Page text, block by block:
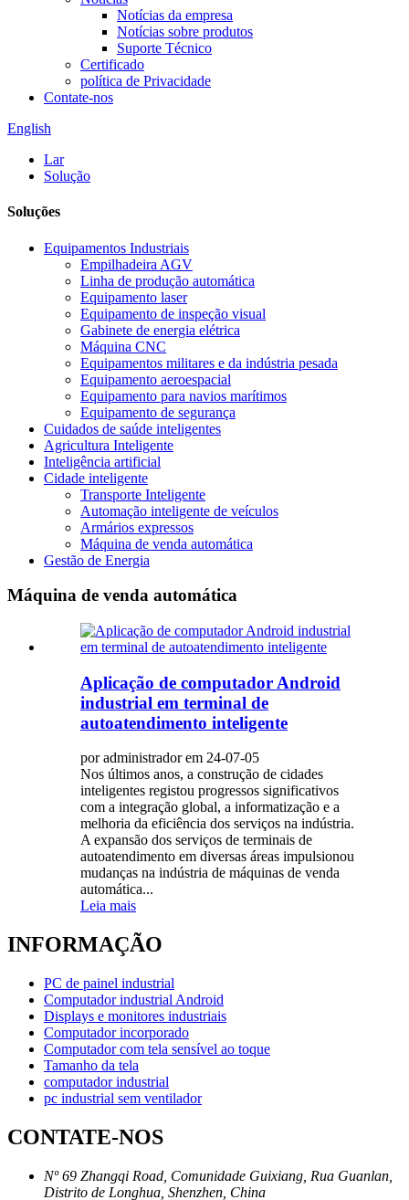
Notícias da empresa
Notícias sobre produtos
Suporte Técnico
Certificado
política de Privacidade
Contate-nos
English
Lar
Solução
Soluções
Equipamentos Industriais
Empilhadeira AGV
Linha de produção automática
Equipamento laser
Equipamento de inspeção visual
Gabinete de energia elétrica
Máquina CNC
Equipamentos militares e da indústria pesada
Equipamento aeroespacial
Equipamento para navios marítimos
Equipamento de segurança
Cuidados de saúde inteligentes
Agricultura Inteligente
Inteligência artificial
Cidade inteligente
Transporte Inteligente
Automação inteligente de veículos
Armários expressos
Máquina de venda automática
Gestão de Energia
Máquina de venda automática
Aplicação de computador Android
industrial em terminal de
autoatendimento inteligente
por administrador em 24-07-05
Nos últimos anos, a construção de cidades
inteligentes registou progressos significativos
com a integração global, a informatização e a
melhoria da eficiência dos serviços na indústria.
A expansão dos serviços de terminais de
autoatendimento em diversas áreas impulsionou
mudanças na indústria de máquinas de venda
automática...
Leia mais
INFORMAÇÃO
PC de painel industrial
Computador industrial Android
Displays e monitores industriais
Computador incorporado
Computador com tela sensível ao toque
Tamanho da tela
computador industrial
pc industrial sem ventilador
CONTATE-NOS
Nº 69 Zhangqi Road, Comunidade Guixiang, Rua Guanlan,
Distrito de Longhua, Shenzhen, China